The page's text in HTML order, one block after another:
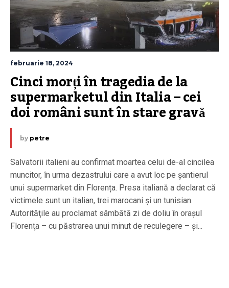
februarie 18, 2024
Cinci morți în tragedia de la
supermarketul din Italia – cei
doi români sunt în stare gravă
by petre
Salvatorii italieni au confirmat moartea celui de-al cincilea
muncitor, în urma dezastrului care a avut loc pe șantierul
unui supermarket din Florența. Presa italiană a declarat că
victimele sunt un italian, trei marocani și un tunisian.
Autorităţile au proclamat sâmbătă zi de doliu în oraşul
Florenţa – cu păstrarea unui minut de reculegere – şi...